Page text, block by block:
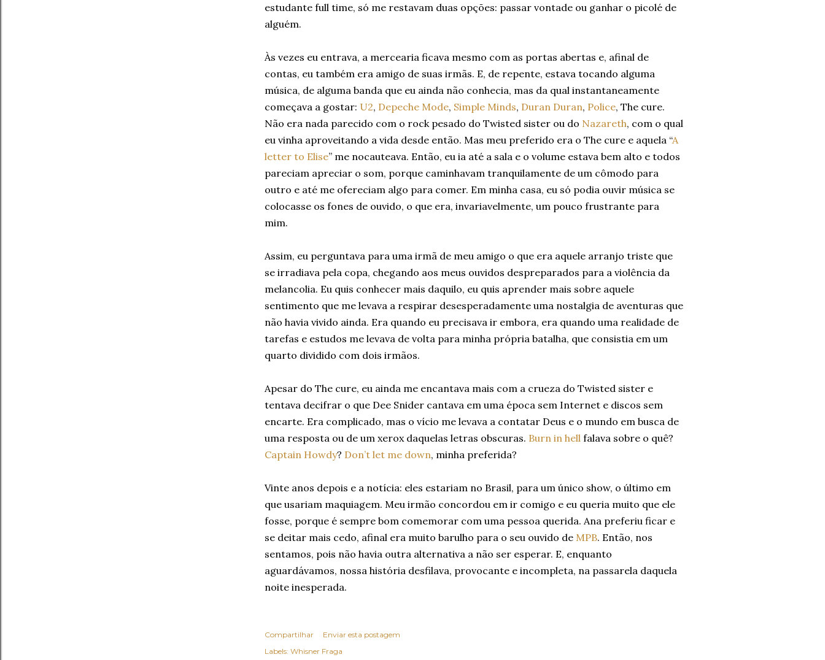
estudante full time, só me restavam duas opções: passar vontade ou ganhar o picolé de
alguém.
Às vezes eu entrava, a mercearia ficava mesmo com as portas abertas e, afinal de
contas, eu também era amigo de suas irmãs. E, de repente, estava tocando alguma
música, de alguma banda que eu ainda não conhecia, mas da qual instantaneamente
começava a gostar: U2, Depeche Mode, Simple Minds, Duran Duran, Police, The cure.
Não era nada parecido com o rock pesado do Twisted sister ou do Nazareth, com o qual
eu vinha aproveitando a vida desde então. Mas meu preferido era o The cure e aquela “A
letter to Elise” me nocauteava. Então, eu ia até a sala e o volume estava bem alto e todos
pareciam apreciar o som, porque caminhavam tranquilamente de um cômodo para
outro e até me ofereciam algo para comer. Em minha casa, eu só podia ouvir música se
colocasse os fones de ouvido, o que era, invariavelmente, um pouco frustrante para
mim.
Assim, eu perguntava para uma irmã de meu amigo o que era aquele arranjo triste que
se irradiava pela copa, chegando aos meus ouvidos despreparados para a violência da
melancolia. Eu quis conhecer mais daquilo, eu quis aprender mais sobre aquele
sentimento que me levava a respirar desesperadamente uma nostalgia de aventuras que
não havia vivido ainda. Era quando eu precisava ir embora, era quando uma realidade de
tarefas e estudos me levava de volta para minha própria batalha, que consistia em um
quarto dividido com dois irmãos.
Apesar do The cure, eu ainda me encantava mais com a crueza do Twisted sister e
tentava decifrar o que Dee Snider cantava em uma época sem Internet e discos sem
encarte. Era complicado, mas o vício me levava a contatar Deus e o mundo em busca de
uma resposta ou de um xerox daquelas letras obscuras. Burn in hell falava sobre o quê?
Captain Howdy? Don’t let me down, minha preferida?
Vinte anos depois e a notícia: eles estariam no Brasil, para um único show, o último em
que usariam maquiagem. Meu irmão concordou em ir comigo e eu queria muito que ele
fosse, porque é sempre bom comemorar com uma pessoa querida. Ana preferiu ficar e
se deitar mais cedo, afinal era muito barulho para o seu ouvido de MPB. Então, nos
sentamos, pois não havia outra alternativa a não ser esperar. E, enquanto
aguardávamos, nossa história desfilava, provocante e incompleta, na passarela daquela
noite inesperada.
Compartilhar
Enviar esta postagem
Labels: Whisner Fraga